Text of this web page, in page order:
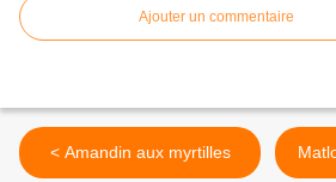
Ajouter un commentaire
< Amandin aux myrtilles